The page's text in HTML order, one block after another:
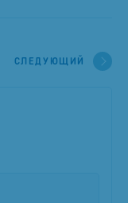
СЛЕДУЮЩИЙ